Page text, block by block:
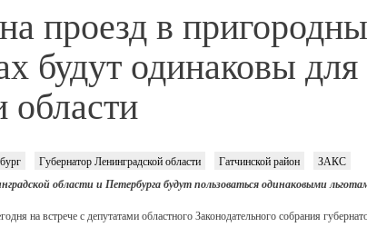
проезд в
будут одинаковы
области
Губернатор Ленинградской области Гатчинской район ЗАКС
области и Петербурга будут пользоваться одинаковыми
на встрече с депутатами областного Законодательного собрания